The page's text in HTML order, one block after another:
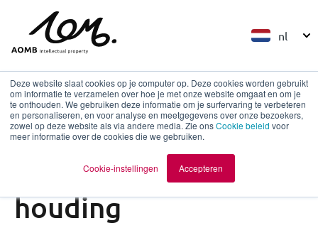
Deze website slaat cookies op je computer op. Deze cookies worden gebruikt
om informatie te verzamelen over hoe je met onze website omgaat en om je
te onthouden. We gebruiken deze informatie om je surfervaring te verbeteren
en personaliseren, en voor analyse en meetgegevens over onze bezoekers,
zowel op deze website als via andere media. Zie onsCookie beleid voor
meer informatie over de cookies die we gebruiken.
Cookie-instellingen Accepteren
nl
Terug naar overzicht
Podcast Geheim
houding